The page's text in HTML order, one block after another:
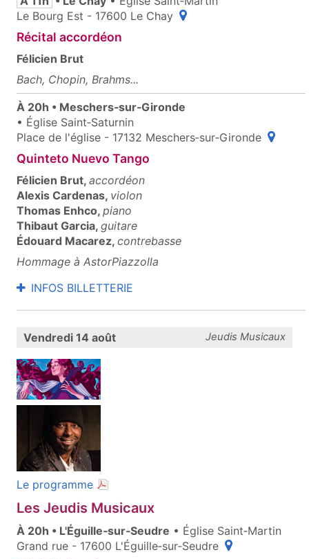
Le Bourg Est - 17600 Le Chay(ouvre une fenêtre
Récital accordéon
Félicien Brut
Bach, Chopin, Brahms...
À 20h • Meschers‑sur‑Gironde
• Église Saint‑Saturnin
Place de l'église - 17132 Meschers‑sur‑Gironde(ouvre
Quinteto Nuevo Tango
Félicien Brut, accordéon
Alexis Cardenas, violon
Thomas Enhco, piano
Thibaut Garcia, guitare
Édouard Macarez, contrebasse
Hommage à AstorPiazzolla
INFOS BILLETTERIE
Vendredi 14 août Jeudis Musicaux
Le programme(document PDF, ouvre une nouvelle
Les Jeudis Musicaux
À 20h • L'Éguille‑sur‑Seudre • Église Saint‑Martin
Grand rue - 17600 L'Éguille‑sur‑Seudre(ouvre une